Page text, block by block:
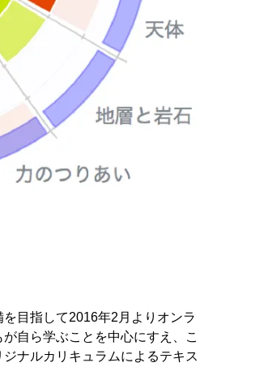
目指して2016年2月よりオンラ
自ら学ぶことを中心にすえ、こ
ナルカリキュラムによるテキス